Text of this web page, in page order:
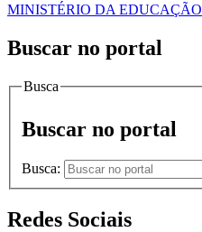
MINISTÉRIO DA EDUCAÇÃO
Buscar no portal
Busca
Buscar no portal
Busca:
Redes Sociais